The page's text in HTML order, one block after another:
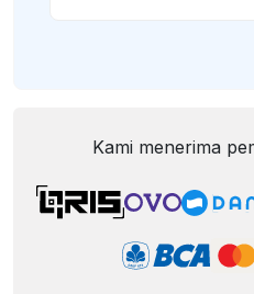
Kami menerima